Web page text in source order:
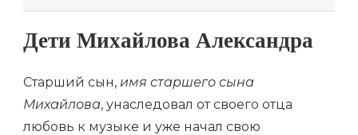
Дети Михайлова Александра
Старший сын, имя старшего сына
Михайлова, унаследовал от своего отца
любовь к музыке и уже начал свою